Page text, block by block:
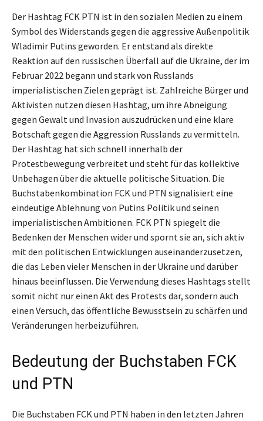
Der Hashtag FCK PTN ist in den sozialen Medien zu einem
Symbol des Widerstands gegen die aggressive Außenpolitik
Wladimir Putins geworden. Er entstand als direkte
Reaktion auf den russischen Überfall auf die Ukraine, der im
Februar 2022 begann und stark von Russlands
imperialistischen Zielen geprägt ist. Zahlreiche Bürger und
Aktivisten nutzen diesen Hashtag, um ihre Abneigung
gegen Gewalt und Invasion auszudrücken und eine klare
Botschaft gegen die Aggression Russlands zu vermitteln.
Der Hashtag hat sich schnell innerhalb der
Protestbewegung verbreitet und steht für das kollektive
Unbehagen über die aktuelle politische Situation. Die
Buchstabenkombination FCK und PTN signalisiert eine
eindeutige Ablehnung von Putins Politik und seinen
imperialistischen Ambitionen. FCK PTN spiegelt die
Bedenken der Menschen wider und spornt sie an, sich aktiv
mit den politischen Entwicklungen auseinanderzusetzen,
die das Leben vieler Menschen in der Ukraine und darüber
hinaus beeinflussen. Die Verwendung dieses Hashtags stellt
somit nicht nur einen Akt des Protests dar, sondern auch
einen Versuch, das öffentliche Bewusstsein zu schärfen und
Veränderungen herbeizuführen.
Bedeutung der Buchstaben FCK
und PTN
Die Buchstaben FCK und PTN haben in den letzten Jahren